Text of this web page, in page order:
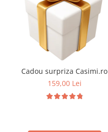
Cadou surpriza Casimi.ro
159,00 Lei